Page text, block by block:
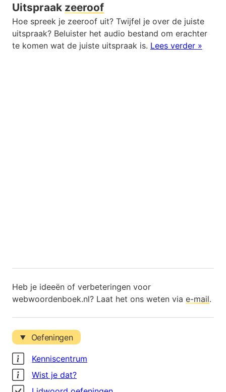
Uitspraak zeeroof
Hoe spreek je zeeroof uit? Twijfel je over de juiste
uitspraak? Beluister het audio bestand om erachter
te komen wat de juiste uitspraak is. Lees verder »
Heb je ideeën of verbeteringen voor
webwoordenboek.nl? Laat het ons weten via e-mail.
Oefeningen
Kenniscentrum
Wist je dat?